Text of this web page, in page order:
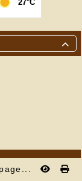
